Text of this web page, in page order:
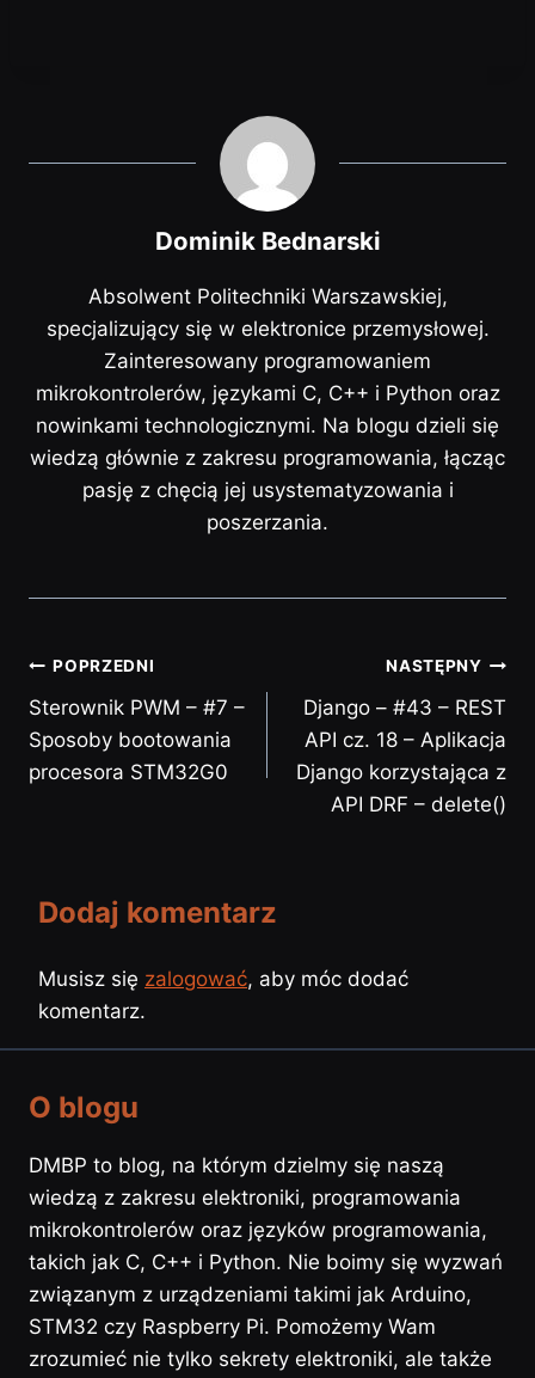
Dominik Bednarski
Absolwent Politechniki Warszawskiej,
specjalizujący się w elektronice przemysłowej.
Zainteresowany programowaniem
mikrokontrolerów, językami C, C++ i Python oraz
nowinkami technologicznymi. Na blogu dzieli się
wiedzą głównie z zakresu programowania, łącząc
pasję z chęcią jej usystematyzowania i
poszerzania.
POPRZEDNI
Sterownik PWM – #7 –
Sposoby bootowania
procesora STM32G0
NASTĘPNY
Django – #43 – REST
API cz. 18 – Aplikacja
Django korzystająca z
API DRF – delete()
Dodaj komentarz
Musisz się zalogować, aby móc dodać
komentarz.
O blogu
DMBP to blog, na którym dzielmy się naszą
wiedzą z zakresu elektroniki, programowania
mikrokontrolerów oraz języków programowania,
takich jak C, C++ i Python. Nie boimy się wyzwań
związanym z urządzeniami takimi jak Arduino,
STM32 czy Raspberry Pi. Pomożemy Wam
zrozumieć nie tylko sekrety elektroniki, ale także